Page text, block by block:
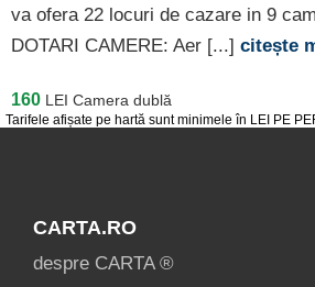
Tarifele afișate pe hartă sunt minimele în LEI PE
va ofera 22 locuri de cazare in 9
DOTARI CAMERE: Aer [...] citește
160 LEI Camera dublă
CARTA.RO
despre CARTA ®